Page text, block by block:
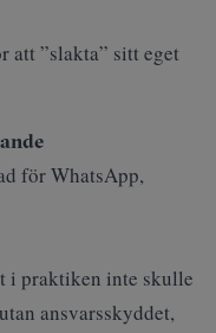
att ”slakta” sitt eget
för WhatsApp,
i praktiken inte skulle
ansvarsskyddet,